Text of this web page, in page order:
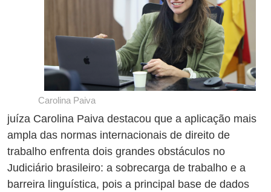
Carolina Paiva
juíza Carolina Paiva destacou que a aplicação mais
ampla das normas internacionais de direito de
trabalho enfrenta dois grandes obstáculos no
Judiciário brasileiro: a sobrecarga de trabalho e a
barreira linguística, pois a principal base de dados